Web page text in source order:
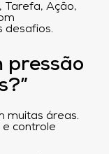
Tarefa, Ação,
desafios.
pressão
muitas áreas.
e controle